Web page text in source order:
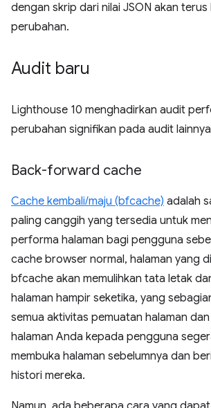
dengan skrip dari nilai JSON akan
perubahan.
Audit baru
Lighthouse 10 menghadirkan audit
perubahan signifikan pada audit
Back-forward cache
Cache kembali/maju (bfcache) adalah
paling canggih yang tersedia untuk
performa halaman bagi pengguna
cache browser normal, halaman yang
bfcache akan memulihkan tata letak
halaman hampir seketika, yang
semua aktivitas pemuatan halaman
halaman Anda kepada pengguna
membuka halaman sebelumnya dan
histori mereka.